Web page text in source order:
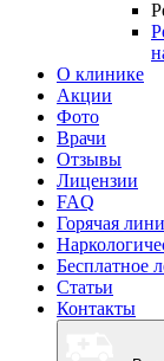
О клинике
Акции
Фото
Врачи
Отзывы
Лицензии
FAQ
Горячая
Бесплатное
Статьи
Контакты